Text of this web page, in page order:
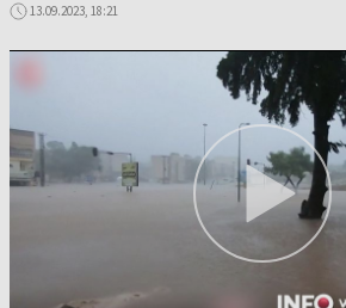
13.09.2023, 18:21